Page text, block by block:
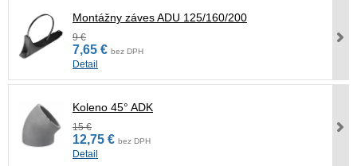
Montážny záves ADU 125/160/200
9 €
7,65 € bez DPH
Detail
Koleno 45° ADK
15 €
12,75 € bez DPH
Detail